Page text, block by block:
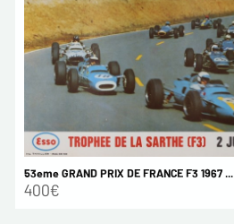
53eme GRAND PRIX DE FRANCE F3 1967 ...
400€